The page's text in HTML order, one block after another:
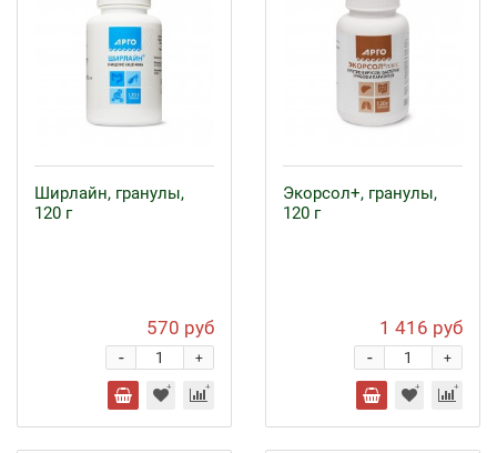
Ширлайн, гранулы,
120 г
570 руб
+
-
Экорсол+, гранулы,
120 г
1 416 руб
+
-